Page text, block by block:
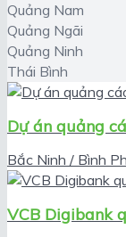
Quảng Nam
Quảng Ngãi
Quảng Ninh
Thái Bình
Dự án quảng
Bắc Ninh / Bình
VCB Digibank